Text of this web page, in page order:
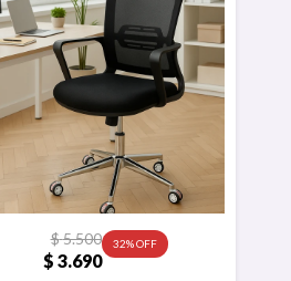
$ 3.690
$5.500 32